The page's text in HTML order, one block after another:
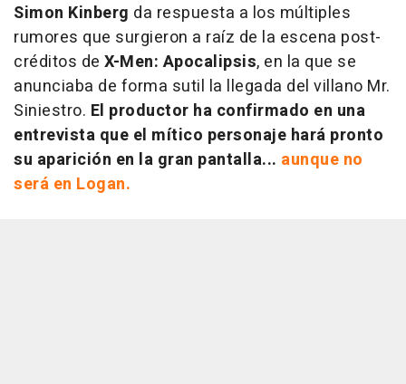
Simon Kinberg da respuesta a los múltiples
rumores que surgieron a raíz de la escena post-
créditos de X-Men: Apocalipsis, en la que se
anunciaba de forma sutil la llegada del villano Mr.
Siniestro. El productor ha confirmado en una
entrevista que el mítico personaje hará pronto
su aparición en la gran pantalla... aunque no
será en Logan.